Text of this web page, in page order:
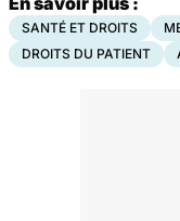
SANTÉ ET DROITS
DROITS DU PATIENT